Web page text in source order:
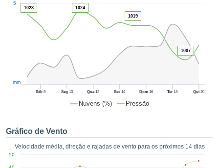
fornecer-
o
no
como
ACEITAR
Nuvens (%) Pressão
50
Sáb8 Seg10 Qua12 Sex 14 Dom16 Ter 18 Qui 20
5
mm
1023
1024
1019
1007
Gráfico de Vento
Velocidade média, direção e rajadas de vento para os próximos 14 dias
50